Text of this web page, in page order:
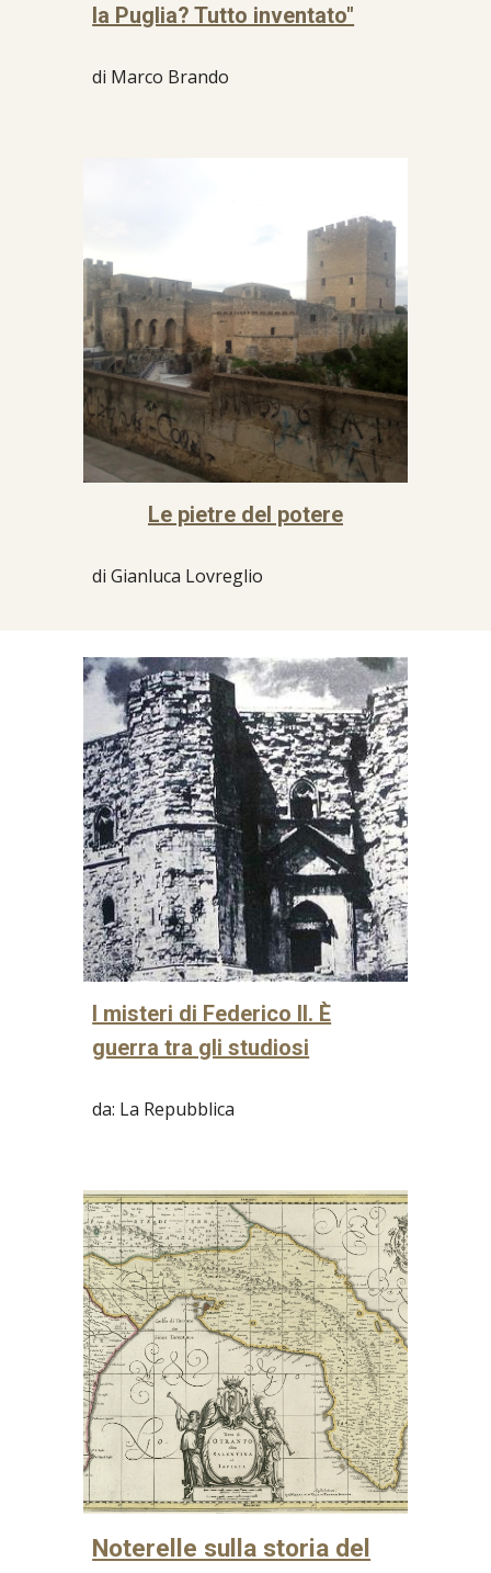
la Puglia? Tutto inventato"
di Marco Brando
Le pietre del potere
di Gianluca Lovreglio
I misteri di Federico II. È
guerra tra gli studiosi
da: La Repubblica
Noterelle sulla storia del